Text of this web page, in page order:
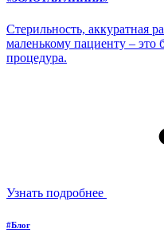
Стерильность, аккуратная
маленькому пациенту – это
процедура.
Узнать подробнее
#Блог